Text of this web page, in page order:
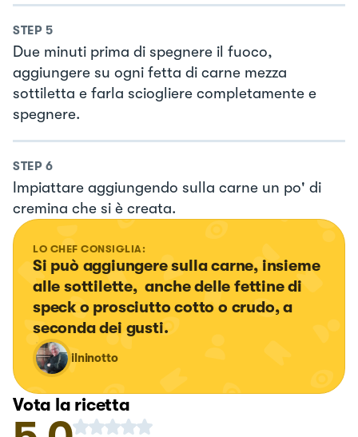
STEP 5
Due minuti prima di spegnere il fuoco,
aggiungere su ogni fetta di carne mezza
sottiletta e farla sciogliere completamente e
spegnere.
STEP 6
Impiattare aggiungendo sulla carne un po' di
cremina che si è creata.
LO CHEF CONSIGLIA:
Si può aggiungere sulla carne, insieme
alle sottilette,  anche delle fettine di
speck o prosciutto cotto o crudo, a
seconda dei gusti.
ilninotto
Vota la ricetta